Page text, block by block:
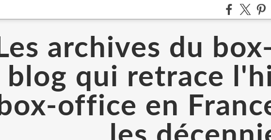
Les archives du
blog qui retrace
box-office en